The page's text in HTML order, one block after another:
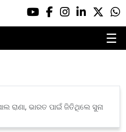
☰
ରାଣା, ଭାରତ ପାଇଁ ଜିତିଥିଲେ ସୁନା